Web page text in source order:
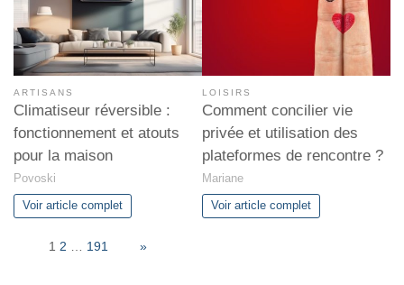
ARTISANS
Climatiseur réversible :
fonctionnement et atouts
pour la maison
Povoski
Voir article complet
LOISIRS
Comment concilier vie
privée et utilisation des
plateformes de rencontre ?
Mariane
Voir article complet
1 2 191 »